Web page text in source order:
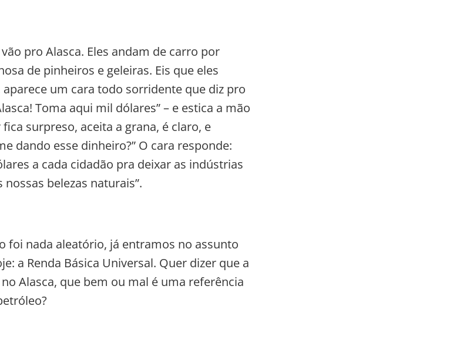
pro Alasca. Eles andam de carro por
de pinheiros e geleiras. Eis que eles
um cara todo sorridente que diz pro
Toma aqui mil dólares” – e estica a mão
surpreso, aceita a grana, é claro, e
dando esse dinheiro?” O cara responde:
a cada cidadão pra deixar as indústrias
belezas naturais”.
foi nada aleatório, já entramos no assunto
a Renda Básica Universal. Quer dizer que a
Alasca, que bem ou mal é uma referência